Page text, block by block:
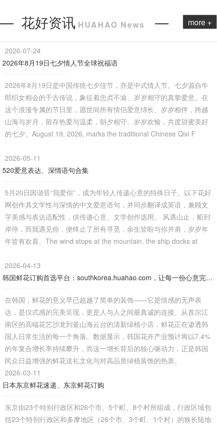
— 花好资讯 HUAHAO News — more +
2026-07-24
2026年8月19日七夕情人节全球祝福语
2026年8月19日是中国传统七夕佳节，亦是中式情人节。七夕源自牛
郎织女相会的千古传说，象征着忠贞不渝、岁岁相守的真挚爱意。在
这个浪漫专属的节日里，愿世间所有情侣爱意绵长、岁岁相伴，跨越
山海与岁月，留存热爱与温柔，朝夕相守、岁岁欢愉，共度甜蜜美好
的七夕。August 19, 2026, marks the traditional Chinese Qixi F
2026-05-11
520爱意表达、深情语句合集
5月20日因谐音“我爱你”，成为年轻人传递心意的特殊日子。以下花好
网创作具文学性与深情的中文爱意语句，并同步翻译成英语，兼顾文
字美感与表达适配性，供传递心意、文学创作选用。 风遇山止，船到
岸停，而我遇见你，便终止了所有寻觅，余生皆盼与你并肩，岁岁年
年皆有欢喜。The wind stops at the mountain, the ship docks at
2026-04-13
韩国鲜花订购首选平台：southkorea.huahao.com，让每一份心意完美抵达
在韩国，鲜花的意义早已超越了简单的装饰——它是情感的无声表
达，是仪式感的完美呈现，更是人与人之间最真诚的连接。从首尔江
南区的高端花艺沙龙到釜山海云台的清新绿植小店，鲜花正在渗透韩
国人日常生活的每一个角落。数据显示，韩国花卉产业预计将以7.4%
的年复合增长率持续攀升，而这一增长背后的核心驱动力，正是韩国
民众日益增强的鲜花送礼文化与对高品质绿植装饰的热衷。
2026-03-11
日本东京鲜花速递、东京鲜花订购
东京由23个特别行政区和26个市、5个町、8个村所组成，行政区域包
括23个特别行政区和多摩地区（26个市、3个町、1个村）的狭长陆地